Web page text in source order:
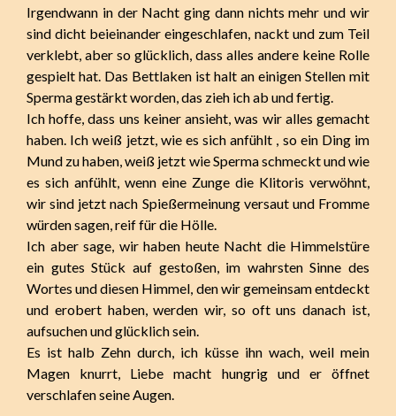
Irgendwann in der Nacht ging dann nichts mehr und wir
sind dicht beieinander eingeschlafen, nackt und zum Teil
verklebt, aber so glücklich, dass alles andere keine Rolle
gespielt hat. Das Bettlaken ist halt an einigen Stellen mit
Sperma gestärkt worden, das zieh ich ab und fertig.
Ich hoffe, dass uns keiner ansieht, was wir alles gemacht
haben. Ich weiß jetzt, wie es sich anfühlt , so ein Ding im
Mund zu haben, weiß jetzt wie Sperma schmeckt und wie
es sich anfühlt, wenn eine Zunge die Klitoris verwöhnt,
wir sind jetzt nach Spießermeinung versaut und Fromme
würden sagen, reif für die Hölle.
Ich aber sage, wir haben heute Nacht die Himmelstüre
ein gutes Stück auf gestoßen, im wahrsten Sinne des
Wortes und diesen Himmel, den wir gemeinsam entdeckt
und erobert haben, werden wir, so oft uns danach ist,
aufsuchen und glücklich sein.
Es ist halb Zehn durch, ich küsse ihn wach, weil mein
Magen knurrt, Liebe macht hungrig und er öffnet
verschlafen seine Augen.